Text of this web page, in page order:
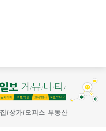
집/상가/오피스 부동산